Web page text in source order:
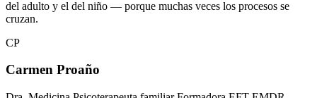
del adulto y el del niño — porque muchas veces los procesos se
cruzan.
CP
Carmen Proaño